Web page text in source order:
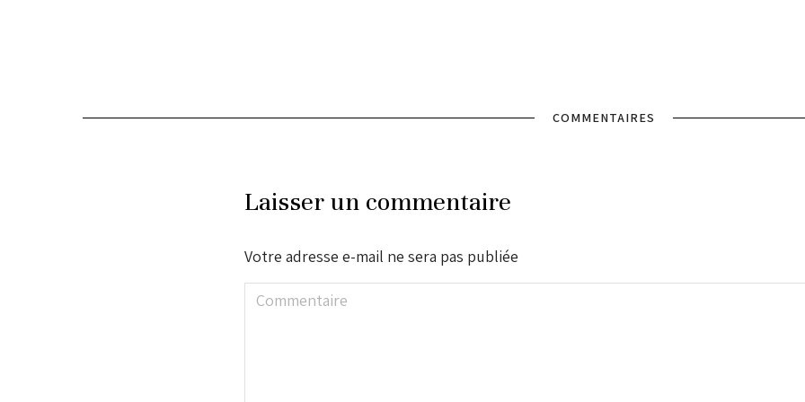
COMMENTAIRES
Laisser un commentaire
Votre adresse e-mail ne sera pas publiée
Commentaire